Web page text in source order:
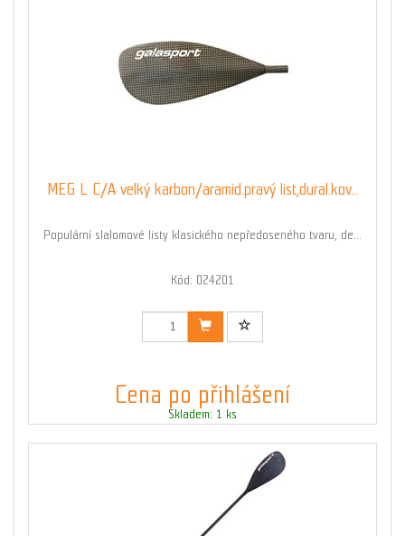
MEG L C/A velký karbon/aramid.pravý list,dural.kov...
Populární slalomové listy klasického nepředoseného tvaru, de...
Kód: 024201
Cena po přihlášení
Skladem: 1 ks